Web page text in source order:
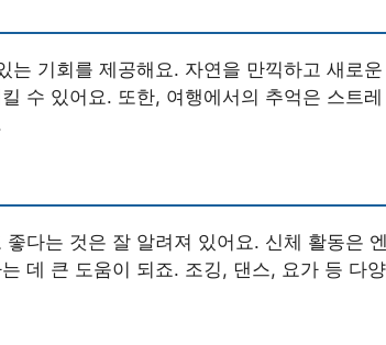
는 기회를 제공해요. 자연을 만끽하고 새로운
수 있어요. 또한, 여행에서의 추억은 스트레
다는 것은 잘 알려져 있어요. 신체 활동은 엔
데 큰 도움이 되죠. 조깅, 댄스, 요가 등 다양